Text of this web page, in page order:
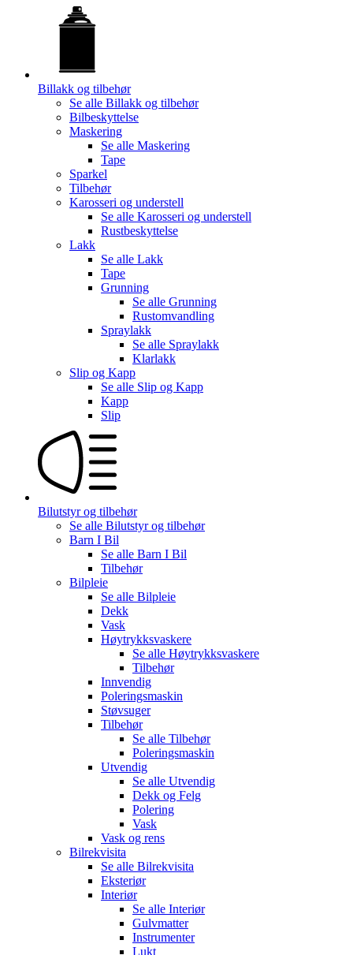
Billakk og tilbehør
Se alle Billakk og tilbehør
Bilbeskyttelse
Maskering
Se alle Maskering
Tape
Sparkel
Tilbehør
Karosseri og understell
Se alle Karosseri og understell
Rustbeskyttelse
Lakk
Se alle Lakk
Tape
Grunning
Se alle Grunning
Rustomvandling
Spraylakk
Se alle Spraylakk
Klarlakk
Slip og Kapp
Se alle Slip og Kapp
Kapp
Slip
Bilutstyr og tilbehør
Se alle Bilutstyr og tilbehør
Barn I Bil
Se alle Barn I Bil
Tilbehør
Bilpleie
Se alle Bilpleie
Dekk
Vask
Høytrykksvaskere
Se alle Høytrykksvaskere
Tilbehør
Innvendig
Poleringsmaskin
Støvsuger
Tilbehør
Se alle Tilbehør
Poleringsmaskin
Utvendig
Se alle Utvendig
Dekk og Felg
Polering
Vask
Vask og rens
Bilrekvisita
Se alle Bilrekvisita
Eksteriør
Interiør
Se alle Interiør
Gulvmatter
Instrumenter
Lukt